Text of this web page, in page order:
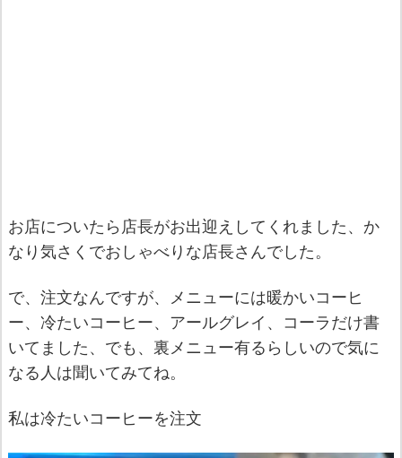
お店についたら店長がお出迎えしてくれました、か
なり気さくでおしゃべりな店長さんでした。
で、注文なんですが、メニューには暖かいコーヒ
ー、冷たいコーヒー、アールグレイ、コーラだけ書
いてました、でも、裏メニュー有るらしいので気に
なる人は聞いてみてね。
私は冷たいコーヒーを注文